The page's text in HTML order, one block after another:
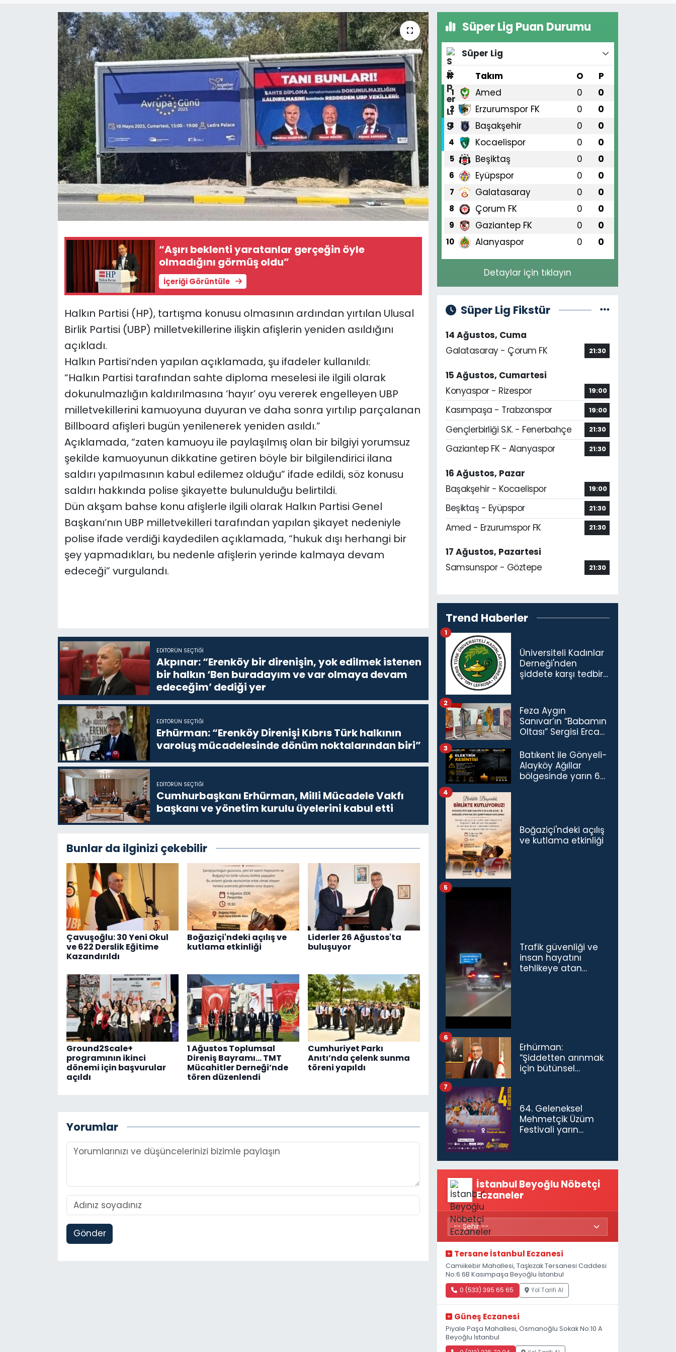
“Aşırı beklenti yaratanlar gerçeğin öyle
olmadığını görmüş oldu”
İçeriği Görüntüle
Halkın Partisi (HP), tartışma konusu olmasının ardından yırtılan Ulusal
Birlik Partisi (UBP) milletvekillerine ilişkin afişlerin yeniden asıldığını
açıkladı.
Halkın Partisi’nden yapılan açıklamada, şu ifadeler kullanıldı:
“Halkın Partisi tarafından sahte diploma meselesi ile ilgili olarak
dokunulmazlığın kaldırılmasına ‘hayır’ oyu vererek engelleyen UBP
milletvekillerini kamuoyuna duyuran ve daha sonra yırtılıp parçalanan
Billboard afişleri bugün yenilenerek yeniden asıldı.”
Açıklamada, “zaten kamuoyu ile paylaşılmış olan bir bilgiyi yorumsuz
şekilde kamuoyunun dikkatine getiren böyle bir bilgilendirici ilana
saldırı yapılmasının kabul edilemez olduğu” ifade edildi, söz konusu
saldırı hakkında polise şikayette bulunulduğu belirtildi.
Dün akşam bahse konu afişlerle ilgili olarak Halkın Partisi Genel
Başkanı’nın UBP milletvekilleri tarafından yapılan şikayet nedeniyle
polise ifade verdiği kaydedilen açıklamada, “hukuk dışı herhangi bir
şey yapmadıkları, bu nedenle afişlerin yerinde kalmaya devam
edeceği” vurgulandı.
EDITÖRÜN SEÇTIĞI
Akpınar: “Erenköy bir direnişin, yok edilmek istenen
bir halkın ‘Ben buradayım ve var olmaya devam
edeceğim’ dediği yer
EDITÖRÜN SEÇTIĞI
Erhürman: “Erenköy Direnişi Kıbrıs Türk halkının
varoluş mücadelesinde dönüm noktalarından biri”
EDITÖRÜN SEÇTIĞI
Cumhurbaşkanı Erhürman, Milli Mücadele Vakfı
başkanı ve yönetim kurulu üyelerini kabul etti
Bunlar da ilginizi çekebilir
Çavuşoğlu: 30 Yeni Okul
ve 622 Derslik Eğitime
Kazandırıldı
Boğaziçi'ndeki açılış ve
kutlama etkinliği
Liderler 26 Ağustos'ta
buluşuyor
Ground2Scale+
programının ikinci
dönemi için başvurular
açıldı
1 Ağustos Toplumsal
Direniş Bayramı... TMT
Mücahitler Derneği’nde
tören düzenlendi
Cumhuriyet Parkı
Anıtı’nda çelenk sunma
töreni yapıldı
Yorumlar
Gönder
Süper Lig Puan Durumu
Süper Lig
#
Takım O P
1 Amed 0 0
2 Erzurumspor FK 0 0
3 Başakşehir 0 0
4 Kocaelispor 0 0
5 Beşiktaş 0 0
6 Eyüpspor 0 0
7 Galatasaray 0 0
8 Çorum FK 0 0
9 Gaziantep FK 0 0
10 Alanyaspor 0 0
Detaylar için tıklayın
Süper Lig Fikstür
14 Ağustos, Cuma
Galatasaray - Çorum FK
21:30
15 Ağustos, Cumartesi
Konyaspor - Rizespor
19:00
Kasımpaşa - Trabzonspor 19:00
Gençlerbirliği S.K. - Fenerbahçe 21:30
Gaziantep FK - Alanyaspor 21:30
16 Ağustos, Pazar
Başakşehir - Kocaelispor
19:00
Beşiktaş - Eyüpspor 21:30
Amed - Erzurumspor FK 21:30
17 Ağustos, Pazartesi
Samsunspor - Göztepe
21:30
Trend Haberler
Üniversiteli Kadınlar
Derneği'nden
şiddete karşı tedbir
1
Feza Aygın
Sanıvar’ın “Babamın
Oltası” Sergisi Ercan
Açıldı
2
Batıkent ile Gönyeli-
Alayköy Ağıllar
bölgesinde yarın 6
3
Boğaziçi'ndeki açılış
ve kutlama etkinliği
4
Trafik güvenliği ve
insan hayatını
tehlikeye atan
5
Erhürman:
“Şiddetten arınmak
için bütünsel
6
64. Geleneksel
Mehmetçik Üzüm
Festivali yarın
7
İstanbul Beyoğlu Nöbetçi
Eczaneler
Tersane İstanbul Eczanesi
Camiikebir Mahallesi, Taşkızak Tersanesi Caddesi
No:6 6B Kasımpaşa Beyoğlu İstanbul
0 (533) 395 65 65 Yol Tarifi Al
Güneş Eczanesi
Piyale Paşa Mahallesi, Osmanoğlu Sokak No:10 A
Beyoğlu İstanbul
Gündem
KKTC YEREL SEÇİM 2018
Kültür Sanat
Magazin
Nöbetçi Eczaneler
Otomobil Dünyası
Politika
Video Galeri